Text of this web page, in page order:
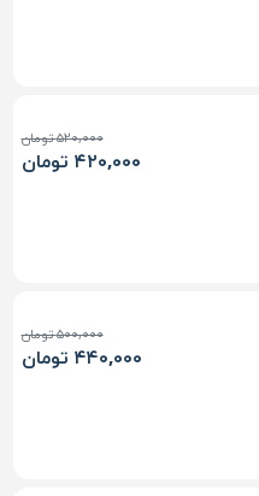
۵۲۰,۰۰۰ تومان
۴۲۰,۰۰۰ تومان
۵۰۰,۰۰۰ تومان
۴۴۰,۰۰۰ تومان